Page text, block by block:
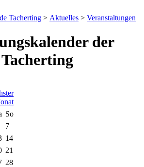
Tacherting > Aktuelles > Veranstaltungen
der
So
7
14
21
28